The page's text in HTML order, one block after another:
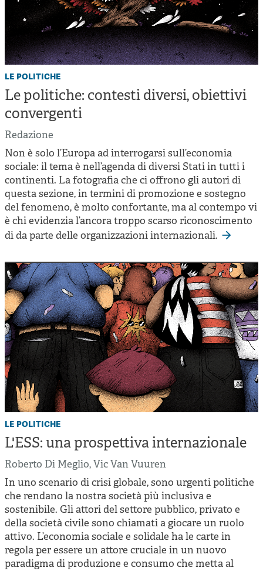
le politiche
Le politiche: contesti diversi, obiettivi
convergenti
Redazione
Non è solo l’Europa ad interrogarsi sull’economia
sociale: il tema è nell’agenda di diversi Stati in tutti i
continenti. La fotografia che ci offrono gli autori di
questa sezione, in termini di promozione e sostegno
del fenomeno, è molto confortante, ma al contempo vi
è chi evidenzia l’ancora troppo scarso riconoscimento
di da parte delle organizzazioni internazionali.
le politiche
L'ESS: una prospettiva internazionale
Roberto Di Meglio,Vic Van Vuuren
In uno scenario di crisi globale, sono urgenti politiche
che rendano la nostra società più inclusiva e
sostenibile. Gli attori del settore pubblico, privato e
della società civile sono chiamati a giocare un ruolo
attivo. L’economia sociale e solidale ha le carte in
regola per essere un attore cruciale in un nuovo
paradigma di produzione e consumo che metta al